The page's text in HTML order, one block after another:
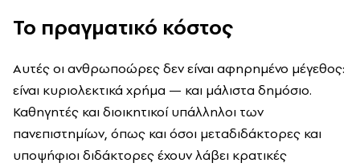
Το πραγματικό κόστος
Αυτές οι ανθρωποώρες δεν είναι αφηρημένο μέγεθος:
είναι κυριολεκτικά χρήμα — και μάλιστα δημόσιο.
Καθηγητές και διοικητικοί υπάλληλοι των
πανεπιστημίων, όπως και όσοι μεταδιδάκτορες και
υποψήφιοι διδάκτορες έχουν λάβει κρατικές